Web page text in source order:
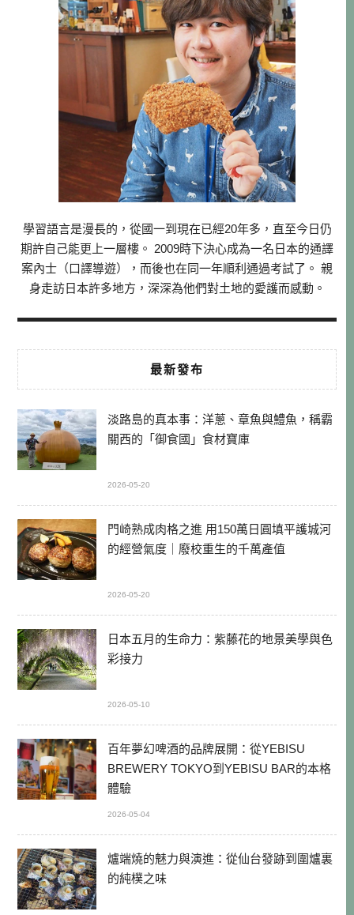
學習語言是漫長的，從國一到現在已經20年多，直至今日仍
期許自己能更上一層樓。 2009時下決心成為一名日本的通譯
案內士（口譯導遊），而後也在同一年順利通過考試了。 親
身走訪日本許多地方，深深為他們對土地的愛護而感動。
最新發布
淡路島的真本事：洋蔥、章魚與鱧魚，稱霸
關西的「御食國」食材寶庫
2026-05-20
門崎熟成肉格之進 用150萬日圓填平護城河
的經營氣度｜廢校重生的千萬產值
2026-05-20
日本五月的生命力：紫藤花的地景美學與色
彩接力
2026-05-10
百年夢幻啤酒的品牌展開：從YEBISU
BREWERY TOKYO到YEBISU BAR的本格
體驗
2026-05-04
爐端燒的魅力與演進：從仙台發跡到圍爐裏
的純樸之味